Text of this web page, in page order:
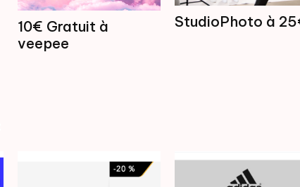
10€ Gratuit à
veepee
StudioPhoto à